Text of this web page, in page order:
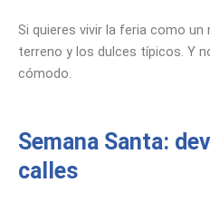
Si quieres vivir la feria como un
terreno y los dulces típicos. Y
cómodo.
Semana Santa:
calles